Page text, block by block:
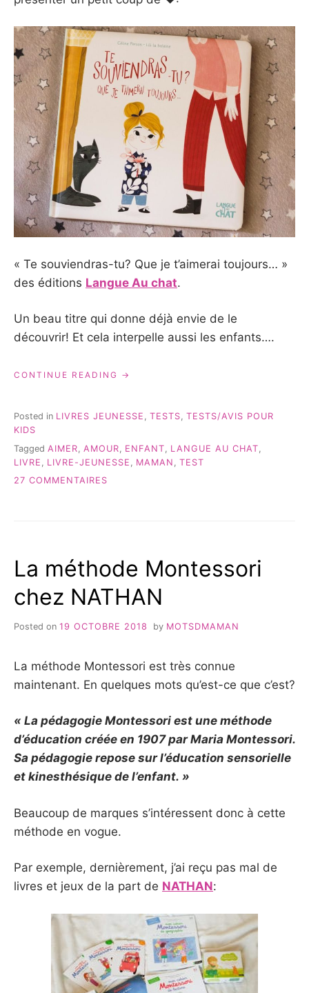
« Te souviendras-tu? Que je t’aimerai toujours… »
des éditions Langue Au chat.
Un beau titre qui donne déjà envie de le
découvrir! Et cela interpelle aussi les enfants….
CONTINUE READING « TE
QUE
TOUJOURS… »
Posted in LIVRES JEUNESSE , TESTS, TESTS/AVIS POUR
KIDS
Tagged AIMER AMOUR ENFANT LANGUE AU CHAT
LIVRE
LIVRE-JEUNESSE MAMAN
TEST
27 COMMENTAIRES
T’AIMERAI
TOUJOURS…
La méthode Montessori
chez NATHAN
Posted on 19 OCTOBRE 2018 by MOTSDMAMAN
La méthode Montessori est très connue
maintenant. En quelques mots qu’est-ce que c’est?
« La pédagogie Montessori est une méthode
d’éducation créée en 1907 par Maria Montessori.
Sa pédagogie repose sur l’éducation sensorielle
et kinesthésique de l’enfant. »
Beaucoup de marques s’intéressent donc à cette
méthode en vogue.
Par exemple, dernièrement, j’ai reçu pas mal de
livres et jeux de la part de NATHAN: